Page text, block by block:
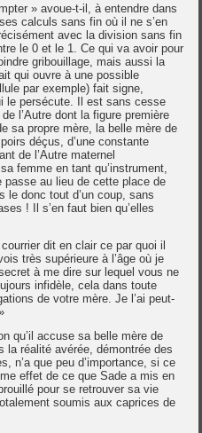
» avoue-t-il, à entendre dans
calculs sans fin où il ne s’en
avec la division sans fin
le 0 et le 1. Ce qui va avoir pour
gribouillage, mais aussi la
qui ouvre à une possible
par exemple) fait signe,
le persécute. Il est sans cesse
l’Autre dont la figure première
sa propre mère, la belle mère de
déçus, d’une constante
de l’Autre maternel
femme en tant qu’instrument,
au lieu de cette place de
le donc tout d’un coup, sans
! Il s’en faut bien qu’elles
dit en clair ce par quoi il
très supérieure à l’âge où je
à me dire sur lequel vous ne
infidèle, cela dans toute
de votre mère. Je l’ai peut-
qu’il accuse sa belle mère de
la réalité avérée, démontrée des
n’a que peu d’importance, si ce
effet de ce que Sade a mis en
pour se retrouver sa vie
soumis aux caprices de